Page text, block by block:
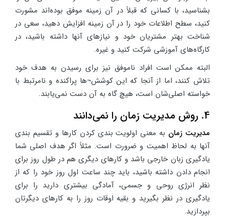
بشناسید، با کسانی که قبلاً در آن زمینه موفق بوده‌اند مشورت
کنید، سطح اطلاعات خود را در آن زمینه افزایش دهید، سعی در
شناخت بهتر مشتریان خود و نیازهای آنها داشته باشید، در
کارگاه‌های آموزشی شرکت کنید و غیره.
البته ممکن است افراد ناموفق نیز برای رسیدن به هدف خود
تلاش کنند، اما از آنجا که این کوشش¬ها پراکنده و نامرتبط با
خواسته اصلی‌شان است، هیچ گاه به آن دست نمی‌یابند.
4. روش مدیریت زمان را نمی‌دانند
مدیریت زمان به معنی اولویت بندی کردن کارها و تقسیم بندی
آنها به لحاظ اهمیت و ضرورت است. مثلاً اگر هدف اصلی شما
یادگیری زبان خارجی باشد و کارهای دیگری هم در طول روز برای
انجام دادن داشته باشید، باید چند ساعت اول روز خود را که از
نظر انرژی روحی و جسمی، آمادگی بیشتری دارید را برای
یادگیری در نظر بگیرید و بقیه اوقات روز را به کارهای دیگرتان
بپردازید.